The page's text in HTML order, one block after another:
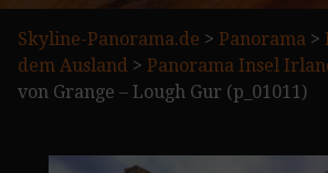
Skyline-Panorama.de > Panorama >
dem Ausland > Panorama Insel
von Grange – Lough Gur (p_01011)